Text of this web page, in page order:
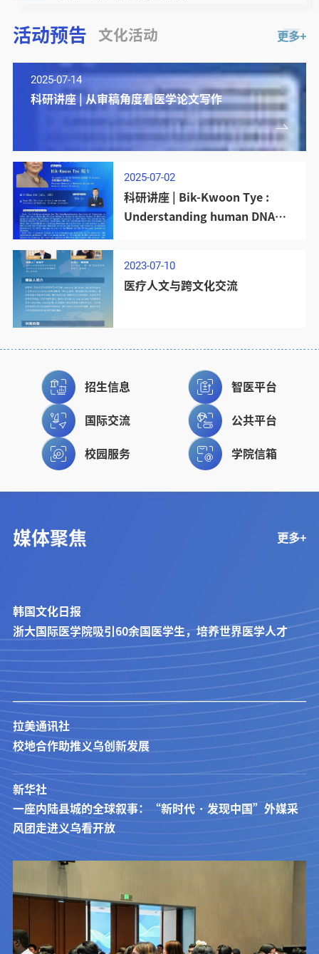
活动预告 文化活动 更多+
2025-07-14
科研讲座 | 从审稿角度看医学论文写作
2025-07-02
科研讲座 | Bik-Kwoon Tye :
Understanding human DNA
2023-07-10
医疗人文与跨文化交流
招生信息 智医平台
国际交流 公共平台
校园服务 学院信箱
媒体聚焦 更多+
韩国文化日报
浙大国际医学院吸引60余国医学生，培养世界医学人才
拉美通讯社
校地合作助推义乌创新发展
新华社
一座内陆县城的全球叙事：“新时代 · 发现中国”外媒采
风团走进义乌看开放